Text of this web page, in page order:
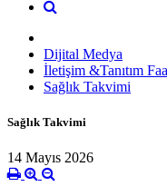
Dijital Medya
İletişim &Tanıtım
Sağlık Takvimi
Sağlık Takvimi
14 Mayıs 2026